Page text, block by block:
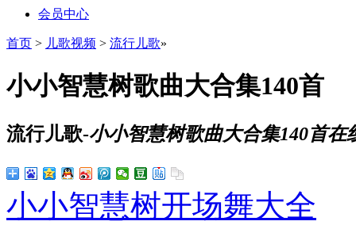
会员中心
首页 > 儿歌视频 > 流行儿歌»
小小智慧树歌曲大合集140首
流行儿歌-小小智慧树歌曲大合集140首在
小小智慧树开场舞大全